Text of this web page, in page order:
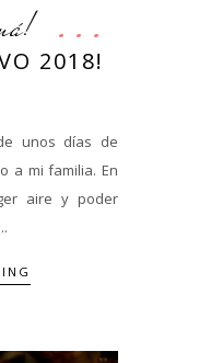
2018!
unos días de
a mi familia. En
aire y poder